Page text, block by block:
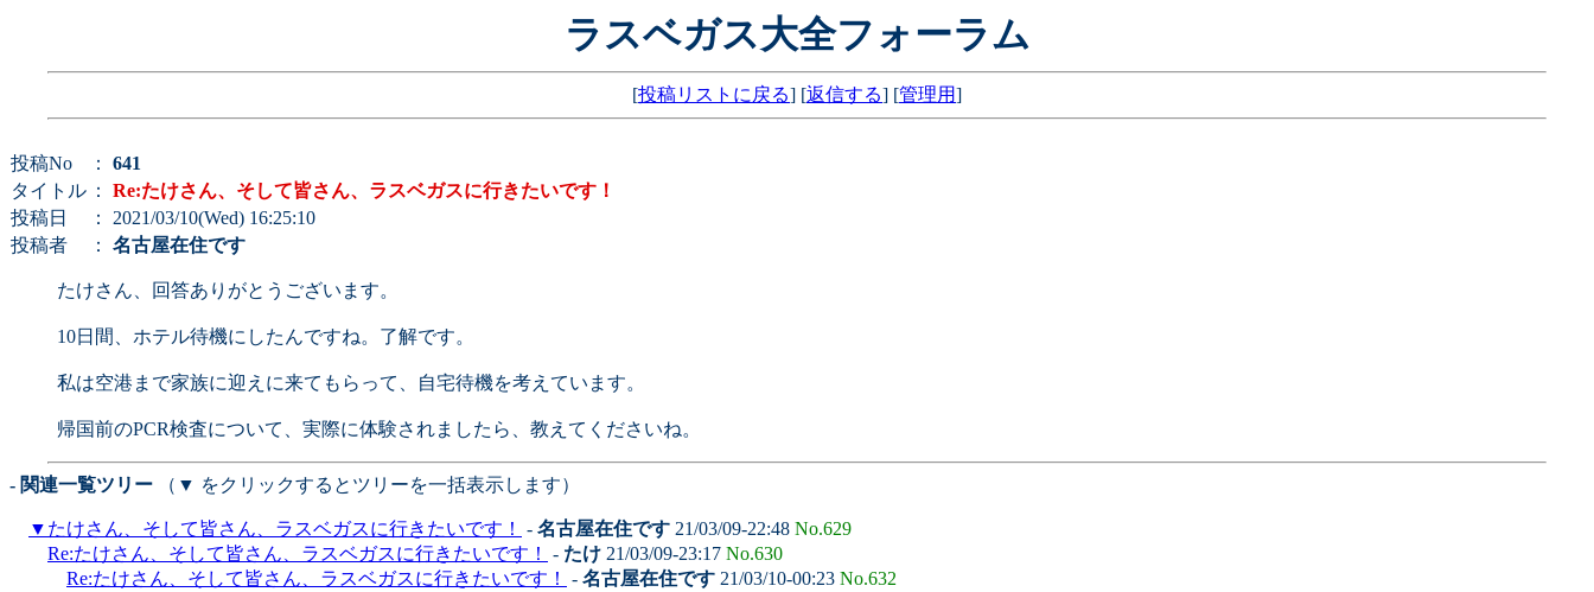
ラスベガス大全フォーラム
[投稿リストに戻る] [返信する] [管理用]
投稿No ： 641
タイトル ： Re:たけさん、そして皆さん、ラスベガスに行きたいです！
投稿日
： 2021/03/10(Wed) 16:25:10
投稿者
： 名古屋在住です
たけさん、回答ありがとうございます。
10日間、ホテル待機にしたんですね。了解です。
私は空港まで家族に迎えに来てもらって、自宅待機を考えています。
帰国前のPCR検査について、実際に体験されましたら、教えてくださいね。
- 関連一覧ツリー （▼ をクリックするとツリーを一括表示します）
▼ たけさん、そして皆さん、ラスベガスに行きたいです！ - 名古屋在住です 21/03/09-22:48 No.629
Re:たけさん、そして皆さん、ラスベガスに行きたいです！
- たけ 21/03/09-23:17 No.630
Re:たけさん、そして皆さん、ラスベガスに行きたいです！
- 名古屋在住です 21/03/10-00:23 No.632